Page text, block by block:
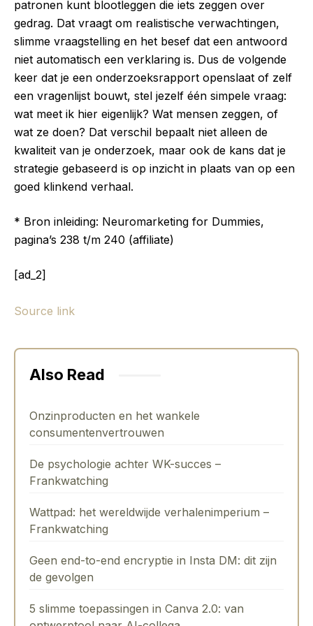
patronen kunt blootleggen die iets zeggen over
gedrag. Dat vraagt om realistische verwachtingen,
slimme vraagstelling en het besef dat een antwoord
niet automatisch een verklaring is. Dus de volgende
keer dat je een onderzoeksrapport openslaat of zelf
een vragenlijst bouwt, stel jezelf één simpele vraag:
wat meet ik hier eigenlijk? Wat mensen zeggen, of
wat ze doen? Dat verschil bepaalt niet alleen de
kwaliteit van je onderzoek, maar ook de kans dat je
strategie gebaseerd is op inzicht in plaats van op een
goed klinkend verhaal.
* Bron inleiding: Neuromarketing for Dummies,
pagina’s 238 t/m 240 (affiliate)
[ad_2]
Source link
Also Read
Onzinproducten en het wankele
consumentenvertrouwen
De psychologie achter WK-succes –
Frankwatching
Wattpad: het wereldwijde verhalenimperium –
Frankwatching
Geen end-to-end encryptie in Insta DM: dit zijn
de gevolgen
5 slimme toepassingen in Canva 2.0: van